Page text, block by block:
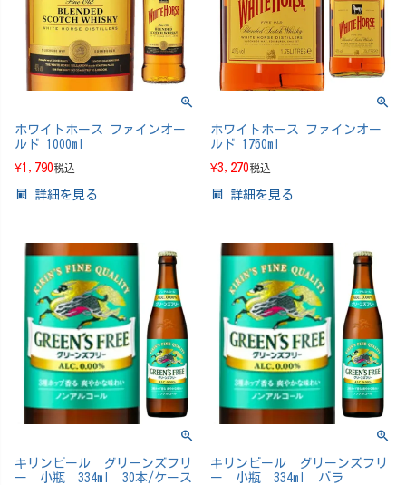
ホワイトホース ファインオー
ルド 1000ml
¥1,790税込
詳細を見る
ホワイトホース ファインオー
ルド 1750ml
¥3,270税込
詳細を見る
キリンビール グリーンズフリ
ー 小瓶 334ml 30本/ケース
キリンビール グリーンズフリ
ー 小瓶 334ml バラ